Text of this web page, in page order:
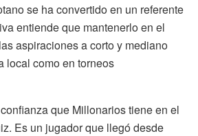
se ha convertido en un referente
entiende que mantenerlo en el
aspiraciones a corto y mediano
local como en torneos
que Millonarios tiene en el
Es un jugador que llegó desde